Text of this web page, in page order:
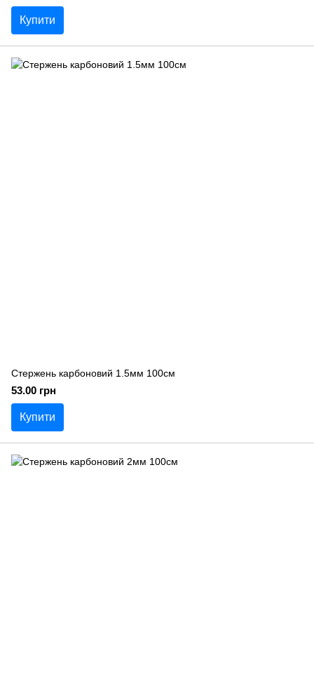
Купити
Стержень карбоновий 1.5мм 100см
53.00 грн
Купити